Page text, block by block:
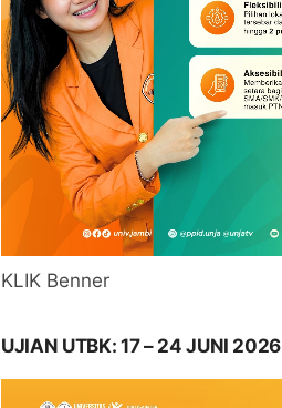
KLIK Benner
UJIAN UTBK: 17 – 24 JUNI 2026